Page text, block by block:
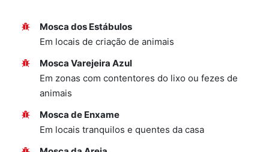
Mosca dos Estábulos
Em locais de criação de animais
Mosca Varejeira Azul
Em zonas com contentores do lixo ou fezes de
animais
Mosca de Enxame
Em locais tranquilos e quentes da casa